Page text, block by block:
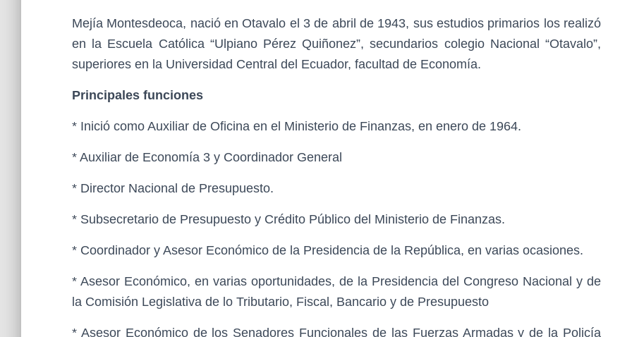
Mejía Montesdeoca, nació en Otavalo el 3 de abril de 1943, sus estudios primarios los realizó
en la Escuela Católica “Ulpiano Pérez Quiñonez”, secundarios colegio Nacional “Otavalo”,
superiores en la Universidad Central del Ecuador, facultad de Economía.
Principales funciones
* Inició como Auxiliar de Oficina en el Ministerio de Finanzas, en enero de 1964.
* Auxiliar de Economía 3 y Coordinador General
* Director Nacional de Presupuesto.
* Subsecretario de Presupuesto y Crédito Público del Ministerio de Finanzas.
* Coordinador y Asesor Económico de la Presidencia de la República, en varias ocasiones.
* Asesor Económico, en varias oportunidades, de la Presidencia del Congreso Nacional y de
la Comisión Legislativa de lo Tributario, Fiscal, Bancario y de Presupuesto
* Asesor Económico de los Senadores Funcionales de las Fuerzas Armadas y de la Policía